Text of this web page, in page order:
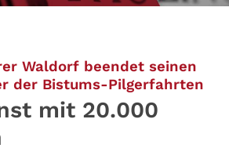
Waldorf beendet seinen
der Bistums-Pilgerfahrten
mit 20.000